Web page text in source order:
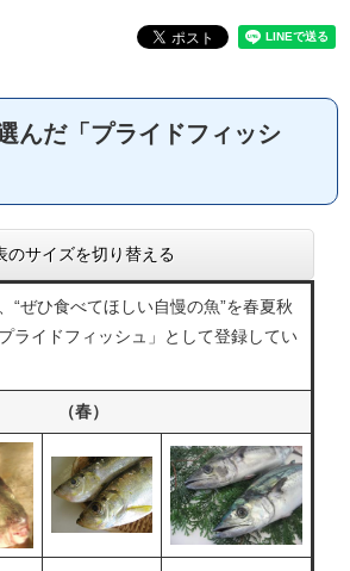
んだ「プライドフィッシ
のサイズを切り替える
“ぜひ食べてほしい自慢の魚”を春夏秋
ライドフィッシュ」として登録してい
（春）